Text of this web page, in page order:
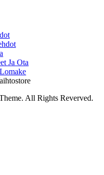
Ja Ota
All Rights Reverved.